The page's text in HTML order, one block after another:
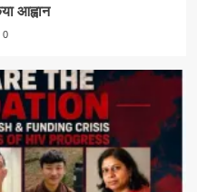
आह्वान
0